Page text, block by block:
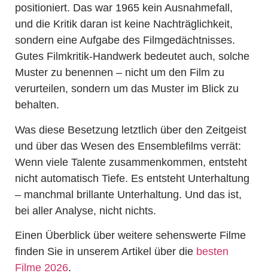
positioniert. Das war 1965 kein Ausnahmefall,
und die Kritik daran ist keine Nachträglichkeit,
sondern eine Aufgabe des Filmgedächtnisses.
Gutes Filmkritik-Handwerk bedeutet auch, solche
Muster zu benennen – nicht um den Film zu
verurteilen, sondern um das Muster im Blick zu
behalten.
Was diese Besetzung letztlich über den Zeitgeist
und über das Wesen des Ensemblefilms verrät:
Wenn viele Talente zusammenkommen, entsteht
nicht automatisch Tiefe. Es entsteht Unterhaltung
– manchmal brillante Unterhaltung. Und das ist,
bei aller Analyse, nicht nichts.
Einen Überblick über weitere sehenswerte Filme
finden Sie in unserem Artikel über die besten
Filme 2026.